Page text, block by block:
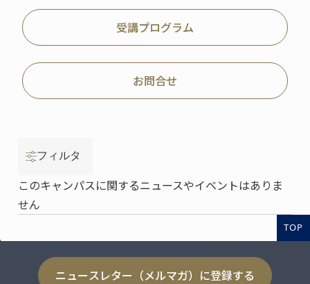
受講プログラム
お問合せ
フィルタ
このキャンパスに関するニュースやイベントはありま
せん
TOP
ニュースレター（メルマガ）に登録する